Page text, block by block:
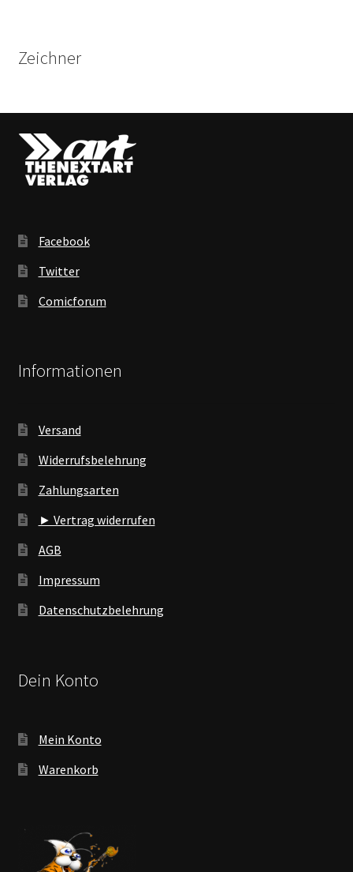
Zeichner
Facebook
Twitter
Comicforum
Informationen
Versand
Widerrufsbelehrung
Zahlungsarten
► Vertrag widerrufen
AGB
Impressum
Datenschutzbelehrung
Dein Konto
Mein Konto
Warenkorb